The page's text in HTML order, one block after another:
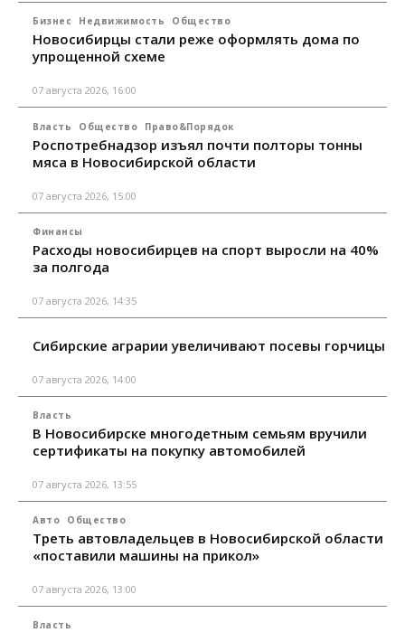
Бизнес Недвижимость Общество
Новосибирцы стали реже оформлять дома по
упрощенной схеме
07 августа 2026, 16:00
Власть Общество Право&Порядок
Роспотребнадзор изъял почти полторы тонны
мяса в Новосибирской области
07 августа 2026, 15:00
Финансы
Расходы новосибирцев на спорт выросли на 40%
за полгода
07 августа 2026, 14:35
Сибирские аграрии увеличивают посевы горчицы
07 августа 2026, 14:00
Власть
В Новосибирске многодетным семьям вручили
сертификаты на покупку автомобилей
07 августа 2026, 13:55
Авто Общество
Треть автовладельцев в Новосибирской области
«поставили машины на прикол»
07 августа 2026, 13:00
Власть